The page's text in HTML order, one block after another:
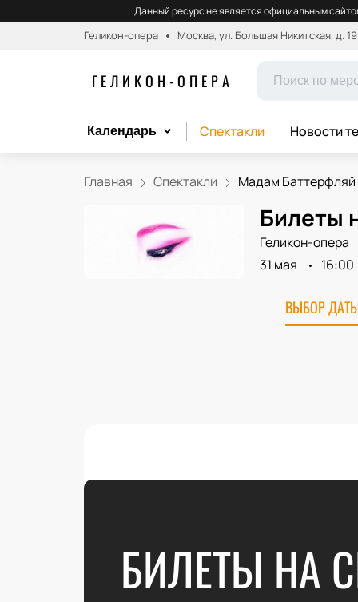
Данный ресурс не является официальным
Геликон-опера Москва, ул. Большая Никитская, д.
ГЕЛИКОН-ОПЕРА
Календарь Спектакли Новости
Главная Спектакли Мадам Баттерфляй
Билеты
Геликон-опера
31 мая
16:00
ВЫБОР
БИЛЕТЫ НА